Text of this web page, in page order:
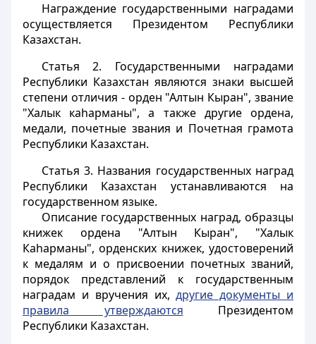
Награждение государственными наградами
осуществляется Президентом Республики
Казахстан.
Статья 2. Государственными наградами
Республики Казахстан являются знаки высшей
степени отличия - орден "Алтын Кыран", звание
"Халык каhарманы", а также другие ордена,
медали, почетные звания и Почетная грамота
Республики Казахстан.
Статья 3. Названия государственных наград
Республики Казахстан устанавливаются на
государственном языке.
Описание государственных наград, образцы
книжек ордена "Алтын Кыран", "Халык
Каhарманы", орденских книжек, удостоверений
к медалям и о присвоении почетных званий,
порядок представлений к государственным
наградам и вручения их,другие документы и
правила утверждаются Президентом
Республики Казахстан.